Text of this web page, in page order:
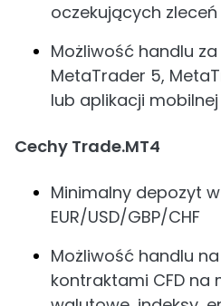
oczekujących
Możliwość handlu
MetaTrader 5,
lub aplikacji
Cechy Trade.MT4
Minimalny depozyt
EUR/USD/GBP/CHF
Możliwość handlu
kontraktami CFD na